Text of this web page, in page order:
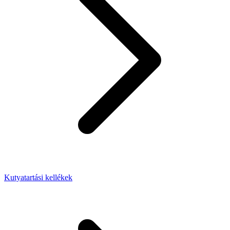
Kutyatartási kellékek